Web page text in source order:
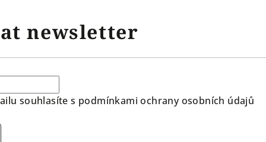
newsletter
souhlasíte s podmínkami ochrany osobních údajů